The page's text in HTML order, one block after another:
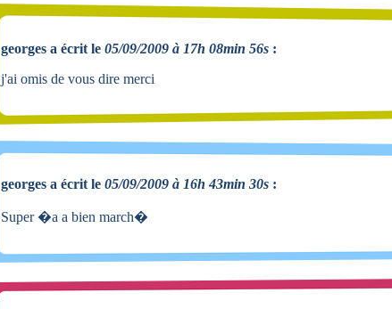
georges a écrit le 05/09/2009 à 17h 08min 56s :
j'ai omis de vous dire merci
georges a écrit le 05/09/2009 à 16h 43min 30s :
Super �a a bien march�